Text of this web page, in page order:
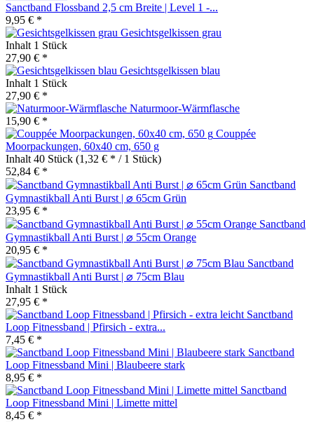
Sanctband Flossband 2,5 cm Breite | Level 1 -...
9,95 € *
Gesichtsgelkissen grau
Inhalt 1 Stück
27,90 € *
Gesichtsgelkissen blau
Inhalt 1 Stück
27,90 € *
Naturmoor-Wärmflasche
15,90 € *
Couppée
Moorpackungen, 60x40 cm, 650 g
Inhalt 40 Stück (1,32 € * / 1 Stück)
52,84 € *
Sanctband
Gymnastikball Anti Burst | ⌀ 65cm Grün
23,95 € *
Sanctband
Gymnastikball Anti Burst | ⌀ 55cm Orange
20,95 € *
Sanctband
Gymnastikball Anti Burst | ⌀ 75cm Blau
Inhalt 1 Stück
27,95 € *
Sanctband
Loop Fitnessband | Pfirsich - extra...
7,45 € *
Sanctband
Loop Fitnessband Mini | Blaubeere stark
8,95 € *
Sanctband
Loop Fitnessband Mini | Limette mittel
8,45 € *